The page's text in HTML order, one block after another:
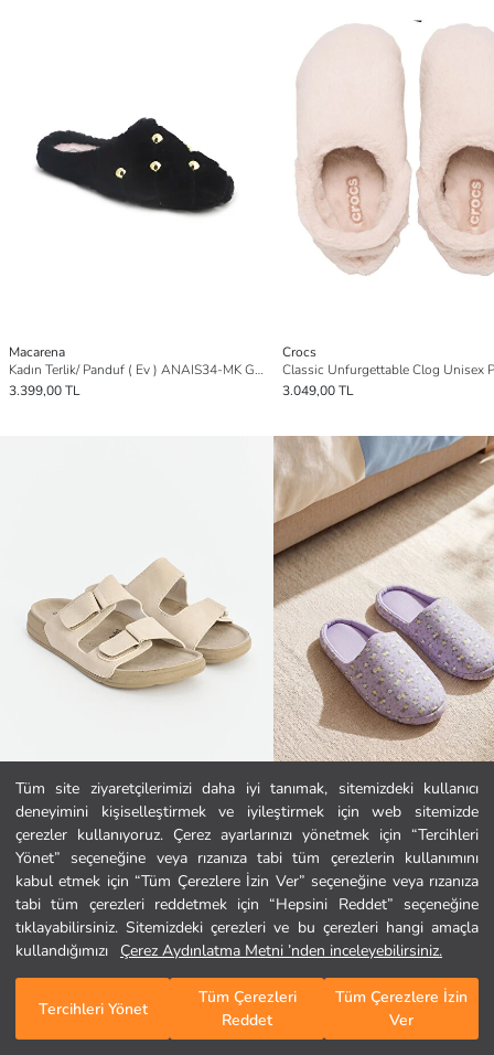
Tüm site ziyaretçilerimizi daha iyi tanımak, sitemizdeki kullanıcı
deneyimini kişiselleştirmek ve iyileştirmek için web sitemizde
çerezler kullanıyoruz. Çerez ayarlarınızı yönetmek için “Tercihleri
Yönet” seçeneğine veya rızanıza tabi tüm çerezlerin kullanımını
kabul etmek için “Tüm Çerezlere İzin Ver” seçeneğine veya rızanıza
tabi tüm çerezleri reddetmek için “Hepsini Reddet” seçeneğine
tıklayabilirsiniz. Sitemizdeki çerezleri ve bu çerezleri hangi amaçla
kullandığımızı
Çerez Aydınlatma Metni ’nden inceleyebilirsiniz.
Tercihleri Yönet
Tüm Çerezleri
Reddet
Tüm Çerezlere İzin
Ver
Ana Sayfa
Kategoriler
Sepetim
Macarena
Kadın Terlik/ Panduf ( Ev ) ANAIS34-MK GROSETO Negro
3.399,00 TL
Crocs
3.049,00 TL
LC WAIKIKI
Cırt Cırtlı Kadın Ev Terliği
699,99 TL
LCW HOME
Çiçek Desenli Kadın Ev Terliği
399,99 TL
/